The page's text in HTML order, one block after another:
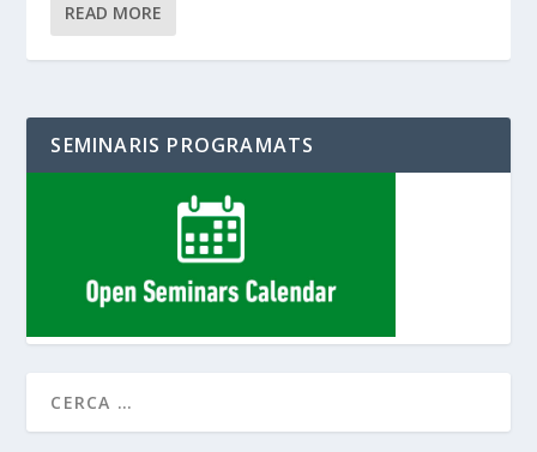
READ MORE
SEMINARIS PROGRAMATS